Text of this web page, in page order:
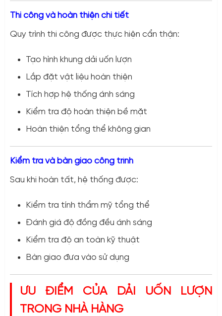
Thi công và hoàn thiện chi tiết
Quy trình thi công được thực hiện cẩn thận:
Tạo hình khung dải uốn lượn
Lắp đặt vật liệu hoàn thiện
Tích hợp hệ thống ánh sáng
Kiểm tra độ hoàn thiện bề mặt
Hoàn thiện tổng thể không gian
Kiểm tra và bàn giao công trình
Sau khi hoàn tất, hệ thống được:
Kiểm tra tính thẩm mỹ tổng thể
Đánh giá độ đồng đều ánh sáng
Kiểm tra độ an toàn kỹ thuật
Bàn giao đưa vào sử dụng
ƯU ĐIỂM CỦA DẢI UỐN LƯỢN
TRONG NHÀ HÀNG